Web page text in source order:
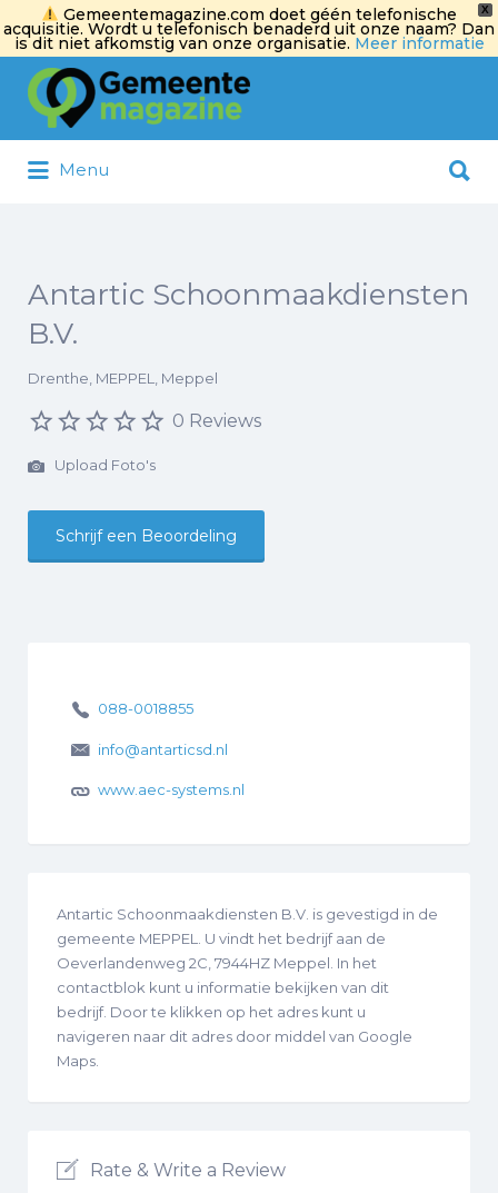
X
Gemeentemagazine.com doet géén telefonische
acquisitie. Wordt u telefonisch benaderd uit onze naam? Dan
is dit niet afkomstig van onze organisatie. Meer informatie
Zoek
naar:
Menu
naar:
Antartic Schoonmaakdiensten
B.V.
Drenthe, MEPPEL, Meppel
0 Reviews
Upload Foto's
Schrijf een Beoordeling
088-0018855
info@antarticsd.nl
www.aec-systems.nl
Antartic Schoonmaakdiensten B.V. is gevestigd in de
gemeente MEPPEL. U vindt het bedrijf aan de
Oeverlandenweg 2C, 7944HZ Meppel. In het
contactblok kunt u informatie bekijken van dit
bedrijf. Door te klikken op het adres kunt u
navigeren naar dit adres door middel van Google
Maps.
Rate & Write a Review